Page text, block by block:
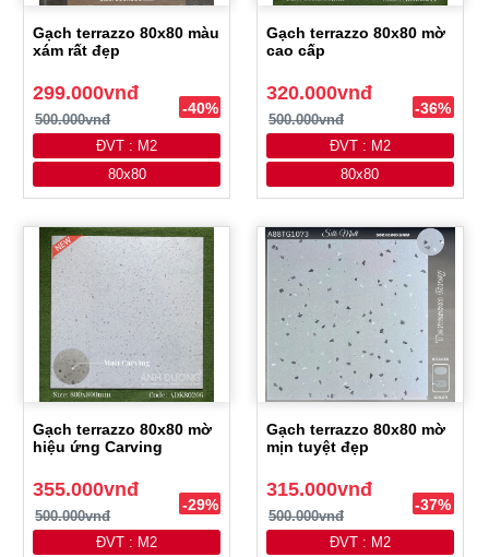
Gạch terrazzo 80x80 màu
xám rất đẹp
299.000vnđ
500.000vnđ
-40%
ĐVT : M2
80x80
Gạch terrazzo 80x80 mờ
cao cấp
320.000vnđ
500.000vnđ
-36%
ĐVT : M2
80x80
Gạch terrazzo 80x80 mờ
hiệu ứng Carving
355.000vnđ
500.000vnđ
-29%
ĐVT : M2
Gạch terrazzo 80x80 mờ
mịn tuyệt đẹp
315.000vnđ
500.000vnđ
-37%
ĐVT : M2